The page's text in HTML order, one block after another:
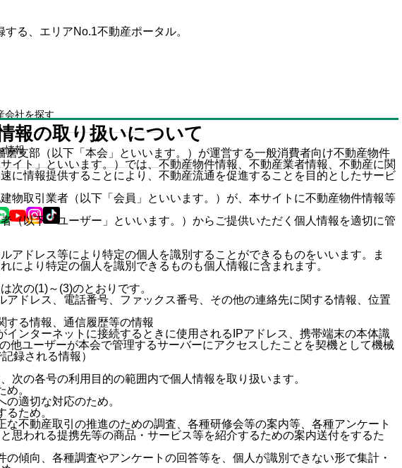
会社を探す
情報
る、エリアNo.1不動産ポータル。
太
電
暮
ト
田舎の築30年以上の一戸建て
は何年住める？寿命を延ばす
具体的な方法と賢い選び方
報の取り扱いについて
支部（以下「本会」といいます。）が運営する一般消費者向け不動産物件
イト」といいます。）では、不動産物件情報、不動産業者情報、不動産に関
に情報提供することにより、不動産流通を促進することを目的としたサービ
物取引業者（以下「会員」といいます。）が、本サイトに不動産物件情報等
（以下「ユーザー」といいます。）からご提供いただく個人情報を適切に管
アドレス等により特定の個人を識別することができるものをいいます。ま
により特定の個人を識別できるものも個人情報に含まれます。
次の(1)～(3)のとおりです。
ドレス、電話番号、ファックス番号、その他の連絡先に関する情報、位置
する情報、通信履歴等の情報
ンターネットに接続するときに使用されるIPアドレス、携帯端末の本体識
他ユーザーが本会で管理するサーバーにアクセスしたことを契機として機械
録される情報）
の各号の利用目的の範囲内で個人情報を取り扱います。
。
適切な対応のため。
ため。
不動産取引の推進のための調査、各種研修会等の案内等、各種アンケート
思われる提携先等の商品・サービス等を紹介するための案内送付をするた
傾向、各種調査やアンケートの回答等を、個人が識別できない形で集計・